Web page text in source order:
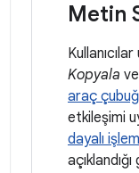
Metin
Kopyala ve
araç
etkileşimi
dayalı